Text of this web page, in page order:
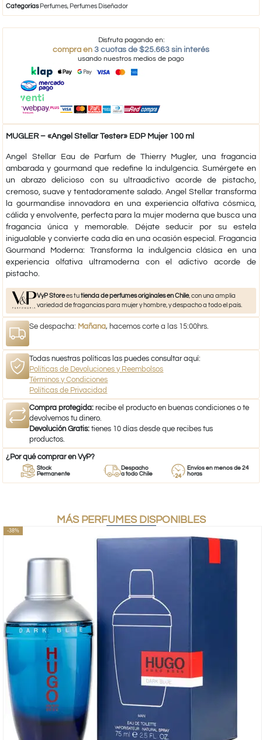
Categorías Perfumes, Perfumes Diseñador
Disfruta pagando en:
compra en 3 cuotas de $25.663 sin interés
usando nuestros medios de pago
MUGLER – «Angel Stellar Tester» EDP Mujer 100 ml
Angel Stellar Eau de Parfum de Thierry Mugler, una fragancia
ambarada y gourmand que redefine la indulgencia. Sumérgete en
un abrazo delicioso con su ultraadictivo acorde de pistacho,
cremoso, suave y tentadoramente salado. Angel Stellar transforma
la gourmandise innovadora en una experiencia olfativa cósmica,
cálida y envolvente, perfecta para la mujer moderna que busca una
fragancia única y memorable. Déjate seducir por su estela
inigualable y convierte cada día en una ocasión especial. Fragancia
Gourmand Moderna: Transforma la indulgencia clásica en una
experiencia olfativa ultramoderna con el adictivo acorde de
pistacho.
VyP Storees tutienda de perfumes originales en Chile, con una amplia
variedad de fragancias para mujer y hombre, y despacho a todo el país.
Se despacha: Mañana, hacemos corte a las 15:00hrs.
Todas nuestras políticas las puedes consultar aquí:
Políticas de Devoluciones y Reembolsos
Términos y Condiciones
Políticas de Privacidad
Compra protegida: recibe el producto en buenas condiciones o te
devolvemos tu dinero.
Devolución Gratis: tienes 10 días desde que recibes tus
productos.
¿Por qué comprar en VyP?
Stock
Permanente
Despacho
a todo Chile
Envíos en menos de 24
horas
MÁS PERFUMES DISPONIBLES
-38%